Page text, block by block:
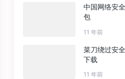
中国网络安
包
11 年前
菜刀绕过安
下载
11 年前